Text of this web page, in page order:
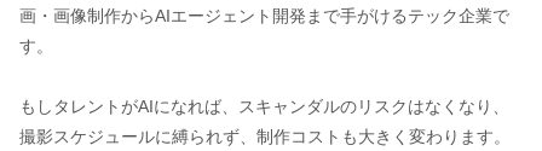
画・画像制作からAIエージェント開発まで手がけるテック企業で
す。
もしタレントがAIになれば、スキャンダルのリスクはなくなり、
撮影スケジュールに縛られず、制作コストも大きく変わります。